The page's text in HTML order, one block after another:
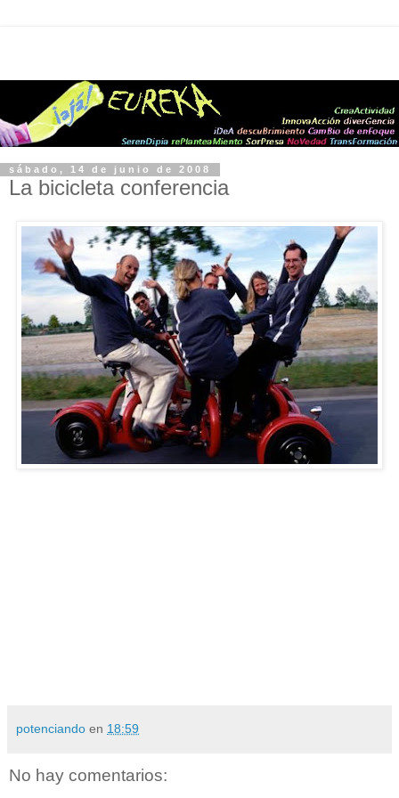
sábado, 14 de junio de 2008
La bicicleta conferencia
potenciando en 18:59
No hay comentarios: